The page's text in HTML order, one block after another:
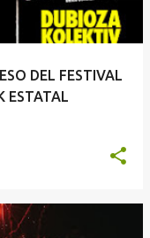
DEL FESTIVAL
ESTATAL